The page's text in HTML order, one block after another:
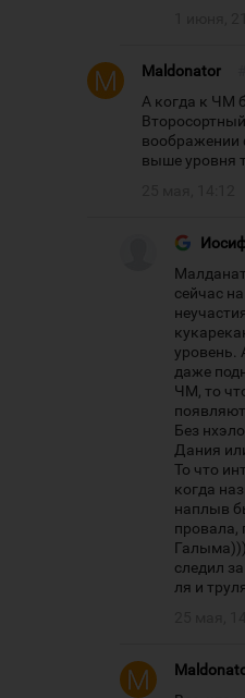
Maldonator
А когда к ЧМ
воображении
выше уровня
сейчас
уровень.
даже
ЧМ, то
Без
Дания
То что
когда
наплыв
провала,
следил
ля и